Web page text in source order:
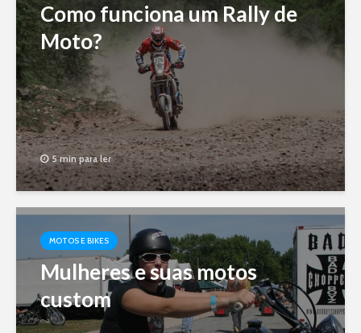
Como funciona um Rally de
Moto?
5 min para ler
MOTOS E BIKES
Mulheres e suas motos
custom